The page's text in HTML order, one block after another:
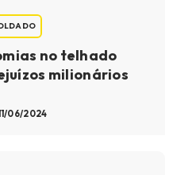
no telhado
milionários
06/2024